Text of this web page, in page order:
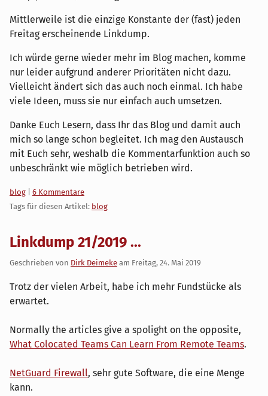
Mittlerweile ist die einzige Konstante der (fast) jeden
Freitag erscheinende Linkdump.
Ich würde gerne wieder mehr im Blog machen, komme
nur leider aufgrund anderer Prioritäten nicht dazu.
Vielleicht ändert sich das auch noch einmal. Ich habe
viele Ideen, muss sie nur einfach auch umsetzen.
Danke Euch Lesern, dass Ihr das Blog und damit auch
mich so lange schon begleitet. Ich mag den Austausch
mit Euch sehr, weshalb die Kommentarfunktion auch so
unbeschränkt wie möglich betrieben wird.
Kategorien:
blog
6 Kommentare
Tags für diesen Artikel: blog
Linkdump 21/2019 ...
Geschrieben von Dirk Deimeke am Freitag, 24. Mai 2019
Trotz der vielen Arbeit, habe ich mehr Fundstücke als
erwartet.
Normally the articles give a spolight on the opposite,
What Colocated Teams Can Learn From Remote Teams.
NetGuard Firewall, sehr gute Software, die eine Menge
kann.